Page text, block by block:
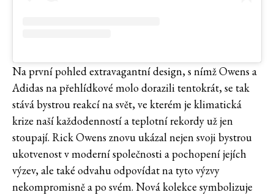
Na první pohled extravagantní design, s nímž Owens a
Adidas na přehlídkové molo dorazili tentokrát, se tak
stává bystrou reakcí na svět, ve kterém je klimatická
krize naší každodenností a teplotní rekordy už jen
stoupají. Rick Owens znovu ukázal nejen svoji bystrou
ukotvenost v moderní společnosti a pochopení jejích
výzev, ale také odvahu odpovídat na tyto výzvy
nekompromisně a po svém. Nová kolekce symbolizuje